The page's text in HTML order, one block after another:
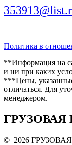
Политика в
**Информация на
и ни при каких
***Цены, указанные
отличаться. Для
менеджером.
ГРУЗОВАЯ
© 2026 ГРУЗОВАЯ